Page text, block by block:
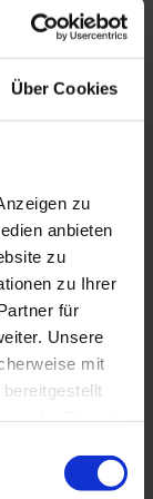
Über Cookies
zu
anbieten
zu
zu Ihrer
für
Unsere
mit
im
Rückseite
Heckklappe.
Tablet-
erhältlich